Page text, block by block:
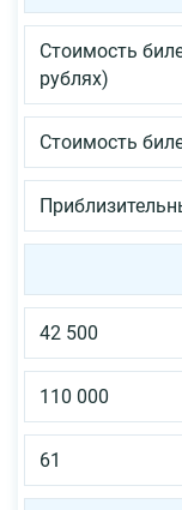
Стоимость
рублях)
Стоимость
42 500
110 000
61